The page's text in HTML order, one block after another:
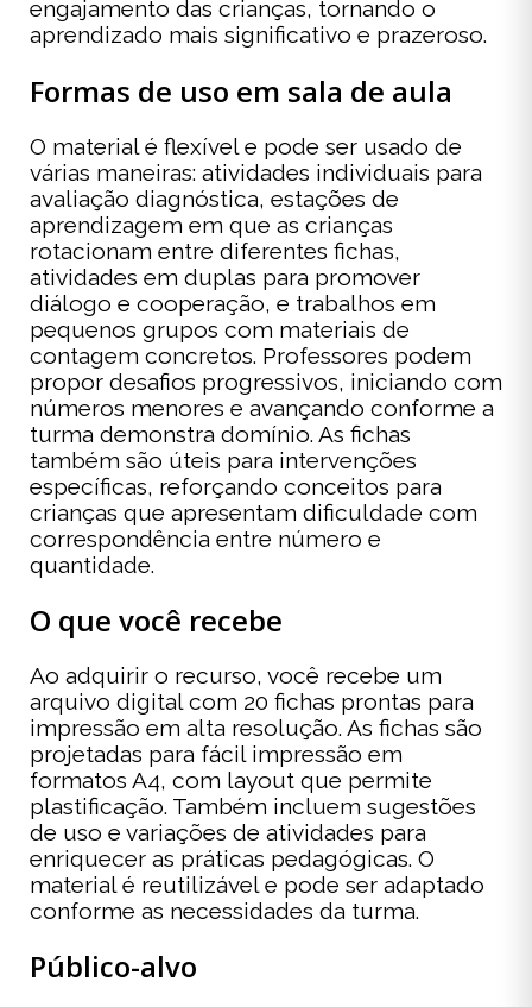
engajamento das crianças, tornando o
aprendizado mais significativo e prazeroso.
Formas de uso em sala de aula
O material é flexível e pode ser usado de
várias maneiras: atividades individuais para
avaliação diagnóstica, estações de
aprendizagem em que as crianças
rotacionam entre diferentes fichas,
atividades em duplas para promover
diálogo e cooperação, e trabalhos em
pequenos grupos com materiais de
contagem concretos. Professores podem
propor desafios progressivos, iniciando com
números menores e avançando conforme a
turma demonstra domínio. As fichas
também são úteis para intervenções
específicas, reforçando conceitos para
crianças que apresentam dificuldade com
correspondência entre número e
quantidade.
O que você recebe
Ao adquirir o recurso, você recebe um
arquivo digital com 20 fichas prontas para
impressão em alta resolução. As fichas são
projetadas para fácil impressão em
formatos A4, com layout que permite
plastificação. Também incluem sugestões
de uso e variações de atividades para
enriquecer as práticas pedagógicas. O
material é reutilizável e pode ser adaptado
conforme as necessidades da turma.
Público-alvo